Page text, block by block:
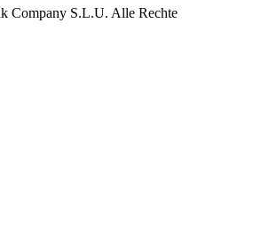
Company S.L.U. Alle Rechte